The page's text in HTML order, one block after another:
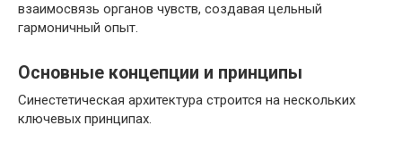
взаимосвязь органов чувств, создавая цельный
гармоничный опыт.
Основные концепции и принципы
Синестетическая архитектура строится на нескольких
ключевых принципах.